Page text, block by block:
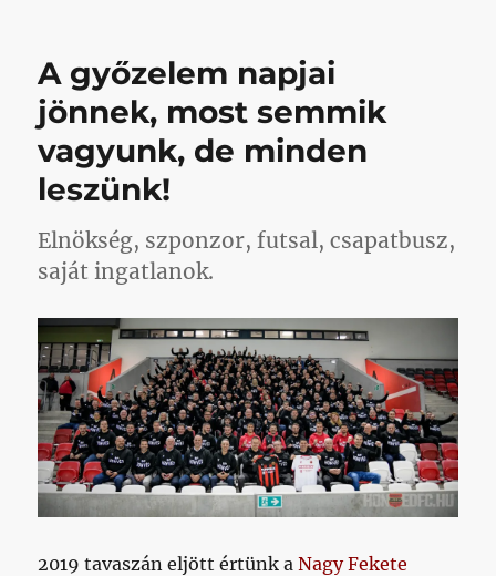
akadémiai
fejlesztések
című
bejegyzéshez
A győzelem napjai
jönnek, most semmik
vagyunk, de minden
leszünk!
Elnökség, szponzor, futsal, csapatbusz,
saját ingatlanok.
2019 tavaszán eljött értünk aNagy Fekete